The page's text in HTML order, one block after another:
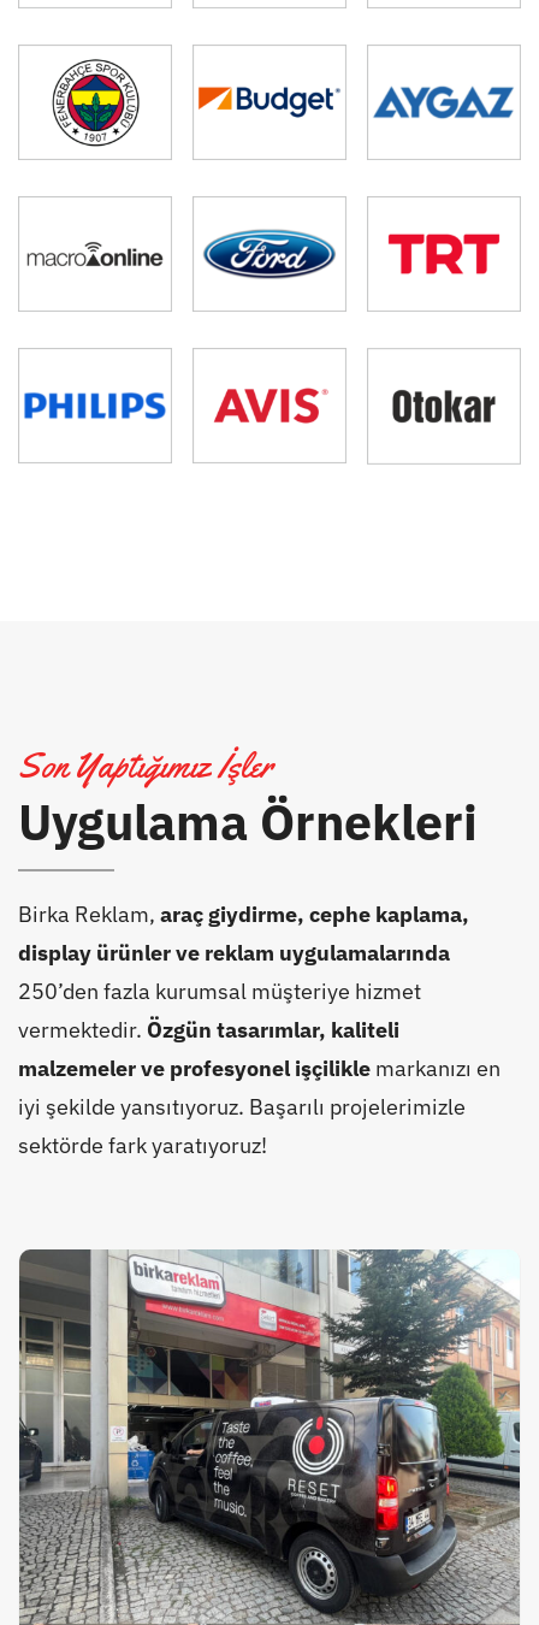
Son Yaptığımız İşler
Uygulama Örnekleri
Birka Reklam, araç giydirme, cephe kaplama,
display ürünler ve reklam uygulamalarında
250’den fazla kurumsal müşteriye hizmet
vermektedir. Özgün tasarımlar, kaliteli
malzemeler ve profesyonel işçiliklemarkanızı en
iyi şekilde yansıtıyoruz. Başarılı projelerimizle
sektörde fark yaratıyoruz!